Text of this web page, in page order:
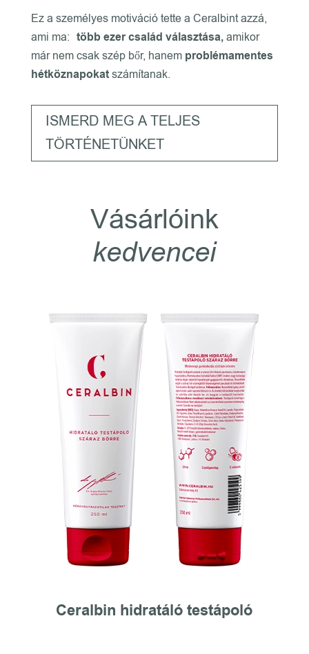
Ez a személyes motiváció tette a Ceralbint azzá,
ami ma: több ezer család választása,amikor
már nem csak szép bőr, hanem problémamentes
hétköznapokatszámítanak.
ISMERD MEG A TELJES
TÖRTÉNETÜNKET
Vásárlóink
kedvencei
Ceralbin hidratáló testápoló